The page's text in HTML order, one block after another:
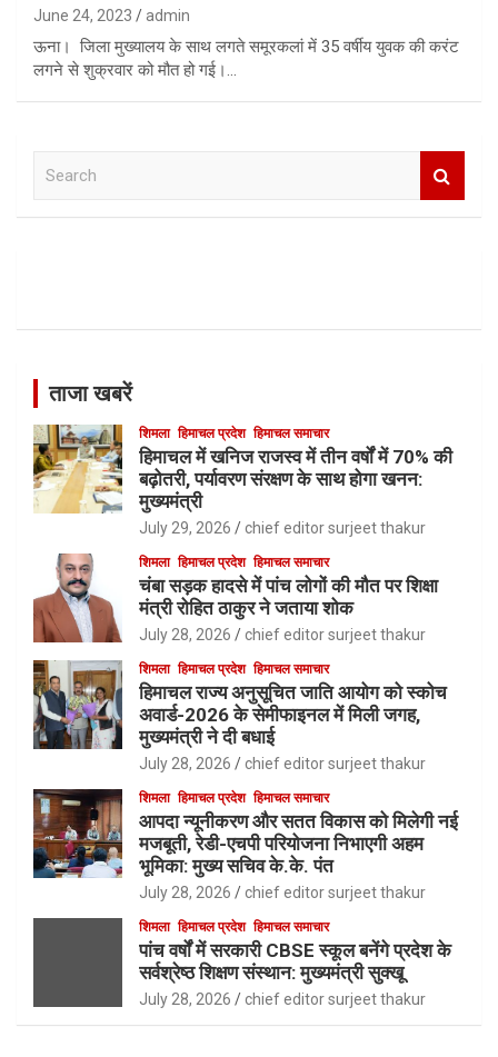
June 24, 2023 admin
ऊना। जिला मुख्यालय के साथ लगते समूरकलां में 35 वर्षीय युवक की करंट
लगने से शुक्रवार को मौत हो गई।…
ताजा खबरें
शिमला हिमाचल प्रदेश हिमाचल समाचार
हिमाचल में खनिज राजस्व में तीन वर्षों में 70% की
बढ़ोतरी, पर्यावरण संरक्षण के साथ होगा खनन:
मुख्यमंत्री
July 29, 2026 chief editor surjeet thakur
शिमला हिमाचल प्रदेश हिमाचल समाचार
चंबा सड़क हादसे में पांच लोगों की मौत पर शिक्षा
मंत्री रोहित ठाकुर ने जताया शोक
July 28, 2026 chief editor surjeet thakur
शिमला हिमाचल प्रदेश हिमाचल समाचार
हिमाचल राज्य अनुसूचित जाति आयोग को स्कोच
अवार्ड-2026 के सेमीफाइनल में मिली जगह,
मुख्यमंत्री ने दी बधाई
July 28, 2026 chief editor surjeet thakur
शिमला हिमाचल प्रदेश हिमाचल समाचार
आपदा न्यूनीकरण और सतत विकास को मिलेगी नई
मजबूती, रेडी-एचपी परियोजना निभाएगी अहम
भूमिका: मुख्य सचिव के.के. पंत
July 28, 2026 chief editor surjeet thakur
शिमला हिमाचल प्रदेश हिमाचल समाचार
पांच वर्षों में सरकारी CBSE स्कूल बनेंगे प्रदेश के
सर्वश्रेष्ठ शिक्षण संस्थान: मुख्यमंत्री सुक्खू
July 28, 2026 chief editor surjeet thakur